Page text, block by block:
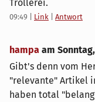
Trollerei.
09:49 Link Antwort
hampa am
Gibt's denn vom
"relevante" Artikel
haben total